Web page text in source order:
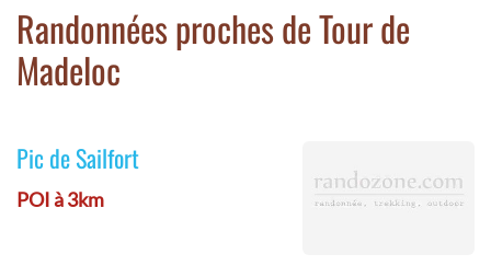
Randonnées proches de Tour de
Madeloc
Pic de Sailfort
POI à 3km